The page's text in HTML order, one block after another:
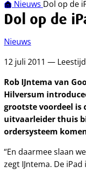
Nieuws Dol op de
Dol op de
Nieuws
12 juli 2011 —
Rob IJntema van
Hilversum
grootste voordeel is
uitvaarleider thuis
ordersysteem
“En daarmee slaan
zegt IJntema. De